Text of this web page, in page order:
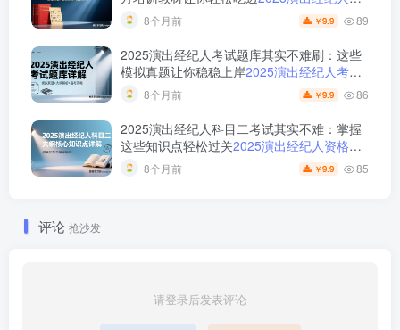
试资料解析与备考指南
8个月前 ￥9.9 89
2025演出经纪人考试题库其实不难刷：这些
模拟真题让你稳稳上岸2025演出经纪人考试
题库解析与备考策略
8个月前 ￥9.9 86
2025演出经纪人科目二考试其实不难：掌握
这些知识点轻松过关2025演出经纪人资格考
试科目二大纲详解
8个月前 ￥9.9 85
评论 抢沙发
请登录后发表评论